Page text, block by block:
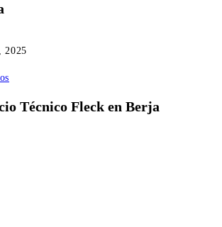
2025
Técnico Fleck en Berja